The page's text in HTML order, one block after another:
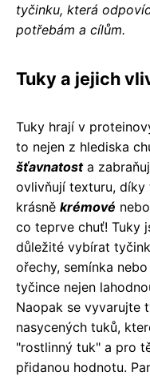
tyčinku, která
potřebám a cílům.
Tuky a jejich
Tuky hrají v
to nejen z hlediska
šťavnatosta
ovlivňují texturu,
krásně krémové
co teprve chuť! Tuky
důležité vybírat
ořechy, semínka
tyčince nejen
Naopak se vyvarujte
nasycených tuků,
"rostlinný tuk" a pro
přidanou hodnotu.